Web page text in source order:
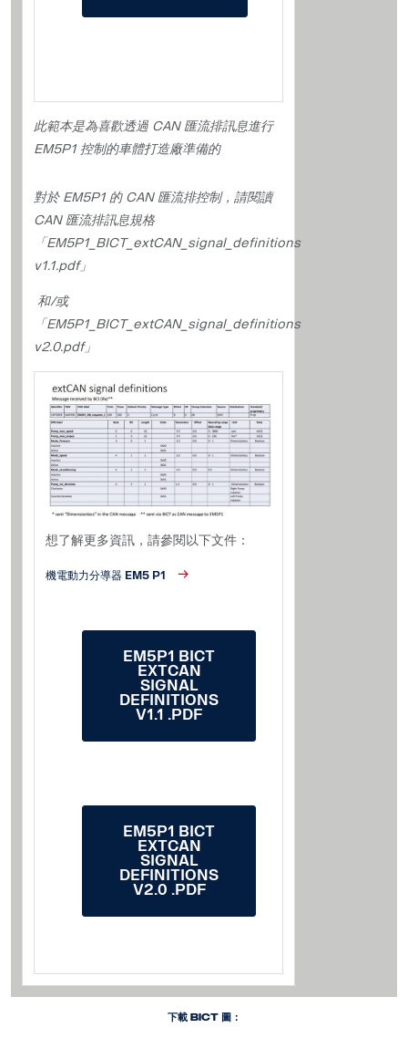
此範本是為喜歡透過 CAN 匯流排訊息進行
EM5P1 控制的車體打造廠準備的
對於 EM5P1 的 CAN 匯流排控制，請閱讀
CAN 匯流排訊息規格
「EM5P1_BICT_extCAN_signal_definitions
v1.1.pdf」
和/或
「EM5P1_BICT_extCAN_signal_definitions
v2.0.pdf」
想了解更多資訊，請參閱以下文件：
機電動力分導器 EM5 P1
EM5P1 BICT
EXTCAN
SIGNAL
DEFINITIONS
V1.1 .PDF
EM5P1 BICT
EXTCAN
SIGNAL
DEFINITIONS
V2.0 .PDF
下載 BICT 圖：